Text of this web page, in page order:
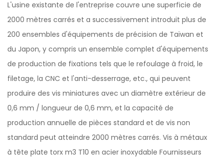
L'usine existante de l'entreprise couvre une superficie de
2000 mètres carrés et a successivement introduit plus de
200 ensembles d'équipements de précision de Taïwan et
du Japon, y compris un ensemble complet d'équipements
de production de fixations tels que le refoulage à froid, le
filetage, la CNC et l'anti-desserrage, etc., qui peuvent
produire des vis miniatures avec un diamètre extérieur de
0,6 mm / longueur de 0,6 mm, et la capacité de
production annuelle de pièces standard et de vis non
standard peut atteindre 2000 mètres carrés. Vis à métaux
à tête plate torx m3 T10 en acier inoxydable Fournisseurs